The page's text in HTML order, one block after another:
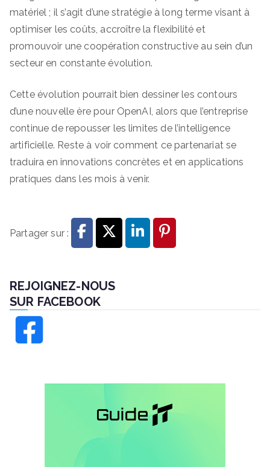
matériel ; il s’agit d’une stratégie à long terme visant à
optimiser les coûts, accroître la flexibilité et
promouvoir une coopération constructive au sein d’un
secteur en constante évolution.
Cette évolution pourrait bien dessiner les contours
d’une nouvelle ère pour OpenAI, alors que l’entreprise
continue de repousser les limites de l’intelligence
artificielle. Reste à voir comment ce partenariat se
traduira en innovations concrètes et en applications
pratiques dans les mois à venir.
Partager sur :
REJOIGNEZ-NOUS
SUR FACEBOOK